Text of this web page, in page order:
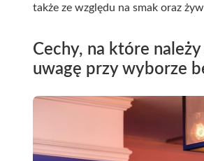
także ze względu na smak oraz
Cechy, na które
uwagę przy wyborze